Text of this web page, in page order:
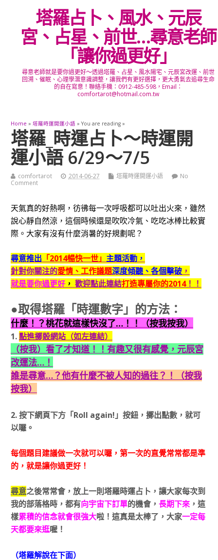
塔羅占卜、風水、元辰
宮、占星、前世…尋意老師
「讓你過更好」
尋意老師就是要你過更好～透過塔羅、占星、風水陽宅、元辰宮改運、前世
回溯、催眠、心理學潛意識調整，讓我們有更好選擇，更大勇氣去追尋生命
的自在寫意！聯絡手機：0912-485-598，Email：
comfortarot@hotmail.com.tw
Home » 塔羅時運開運小語 » You are reading »
塔羅_時運占卜～時運開
運小語 6/29～7/5
comfortarot 2014-06-27 塔羅時運開運小語
No
Comment
天氣真的好熱啊，彷彿每一次呼吸都可以吐出火來，雖然
說心靜自然涼，這個時候還是吹吹冷氣、吃吃冰棒比較實
際。大家有沒有什麼消暑的好規劃呢？
尋意推出 「2014暢快一世」 主題活動，
針對你關注的愛情、工作議題深度傾聽、各個擊破，
就是要你過更好， 歡迎點此連結打造專屬你的2014！！
●取得塔羅「時運數字」的方法：
什麼！？桃花就這樣快沒了…！！（按我按我）
1.點進擲骰網站（如左連結）
（按我）看了才知道！！有趣又很有感覺，元辰宮
改運法…！
誰是尋意…？他有什麼不被人知的過往？！（按我
按我）
2. 按下網頁下方「Roll again!」 按鈕，擲出點數，就可
以囉。
每個題目建議做一次就可以囉，第一次的直覺常常都是準
的，就是讓你過更好！
尋意之後常常會，放上一則塔羅時運占卜，讓大家每次到
我的部落格時，都有向宇宙下訂單的機會， 長期下來，這
樣累積的信念就會很強大啦！這真是太棒了， 大家一定每
天都要來逛喔！
（塔羅解說在下面）